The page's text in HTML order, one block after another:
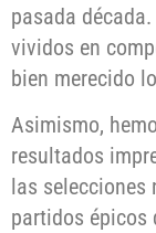
pasada
vividos en
bien merecido
Asimismo,
resultados
las selecciones
partidos épicos